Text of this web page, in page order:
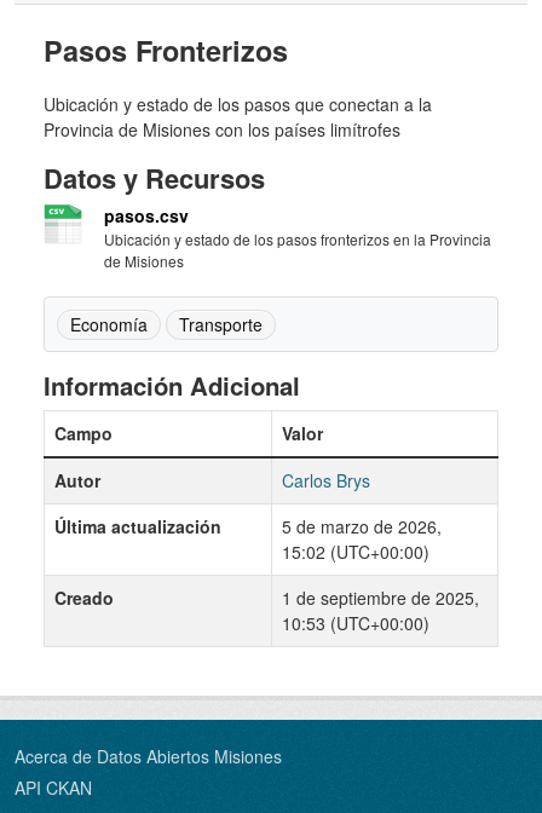
Pasos Fronterizos
Ubicación y estado de los pasos que conectan a la
Provincia de Misiones con los países limítrofes
Datos y Recursos
pasos.csv
Ubicación y estado de los pasos fronterizos en la Provincia
de Misiones
Economía Transporte
Información Adicional
Campo
Valor
Autor
Carlos Brys
Última actualización
5 de marzo de 2026,
15:02 (UTC+00:00)
Creado
1 de septiembre de 2025,
10:53 (UTC+00:00)
Acerca de Datos Abiertos Misiones
API CKAN